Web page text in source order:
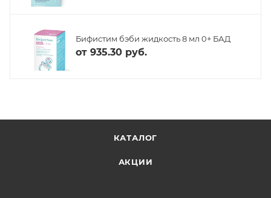
Бифистим бэби жидкость 8 мл 0+ БАД
от 935.30 руб.
КАТАЛОГ
АКЦИИ